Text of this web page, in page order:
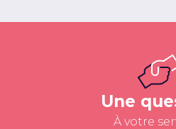
Une
À votre